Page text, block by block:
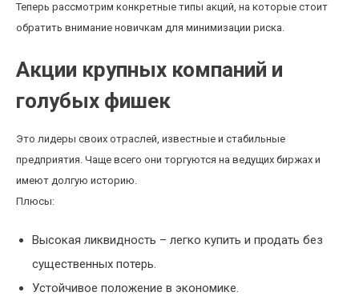
Теперь рассмотрим конкретные типы акций, на которые стоит
обратить внимание новичкам для минимизации риска.
Акции крупных компаний и
голубых фишек
Это лидеры своих отраслей, известные и стабильные
предприятия. Чаще всего они торгуются на ведущих биржах и
имеют долгую историю.
Плюсы:
Высокая ликвидность – легко купить и продать без
существенных потерь.
Устойчивое положение в экономике.